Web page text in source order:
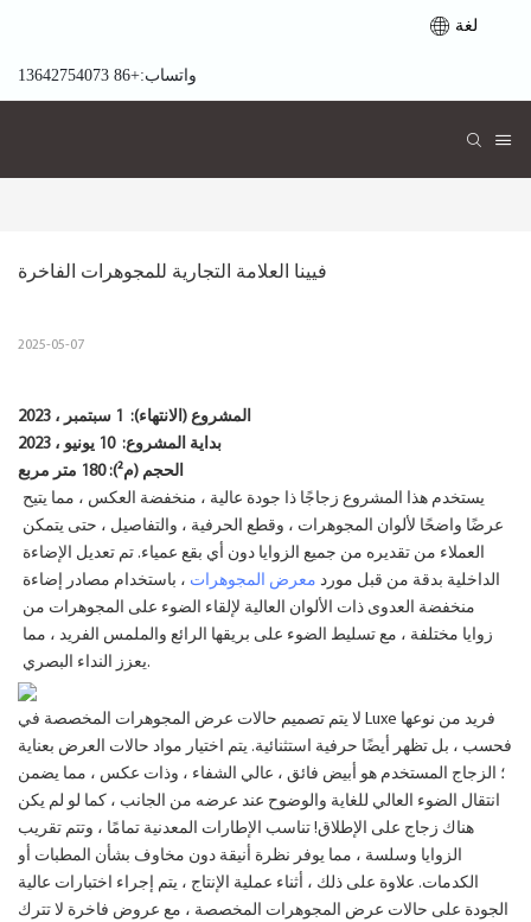
لغة
واتساب:+86 13642754073
فيينا العلامة التجارية للمجوهرات الفاخرة
2025-05-07
المشروع (الانتهاء):
بداية المشروع: 10 يونيو ، 2023
الحجم (م²): 180 متر مربع
يستخدم هذا المشروع زجاجًا ذا جودة عالية ، منخفضة العكس ، مما يتيح
عرضًا واضحًا لألوان المجوهرات ، وقطع الحرفية ، والتفاصيل ، حتى يتمكن
العملاء من تقديره من جميع الزوايا دون أي بقع عمياء. تم تعديل الإضاءة
الداخلية بدقة من قبل مورد معرض المجوهرات ، باستخدام مصادر إضاءة
منخفضة العدوى ذات الألوان العالية لإلقاء الضوء على المجوهرات من
زوايا مختلفة ، مع تسليط الضوء على بريقها الرائع والملمس الفريد ، مما
يعزز النداء البصري.
لا يتم تصميم حالات عرض المجوهرات المخصصة في Luxe فريد من نوعها
فحسب ، بل تظهر أيضًا حرفية استثنائية. يتم اختيار مواد حالات العرض بعناية
؛ الزجاج المستخدم هو أبيض فائق ، عالي الشفاء ، وذات عكس ، مما يضمن
انتقال الضوء العالي للغاية والوضوح عند عرضه من الجانب ، كما لو لم يكن
هناك زجاج على الإطلاق! تناسب الإطارات المعدنية تمامًا ، وتتم تقريب
الزوايا وسلسة ، مما يوفر نظرة أنيقة دون مخاوف بشأن المطبات أو
الكدمات. علاوة على ذلك ، أثناء عملية الإنتاج ، يتم إجراء اختبارات عالية
الجودة على حالات عرض المجوهرات المخصصة ، مع عروض فاخرة لا تترك